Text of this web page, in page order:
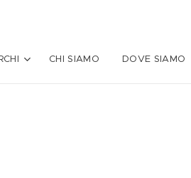
CHI SIAMO DOVE SIAMO